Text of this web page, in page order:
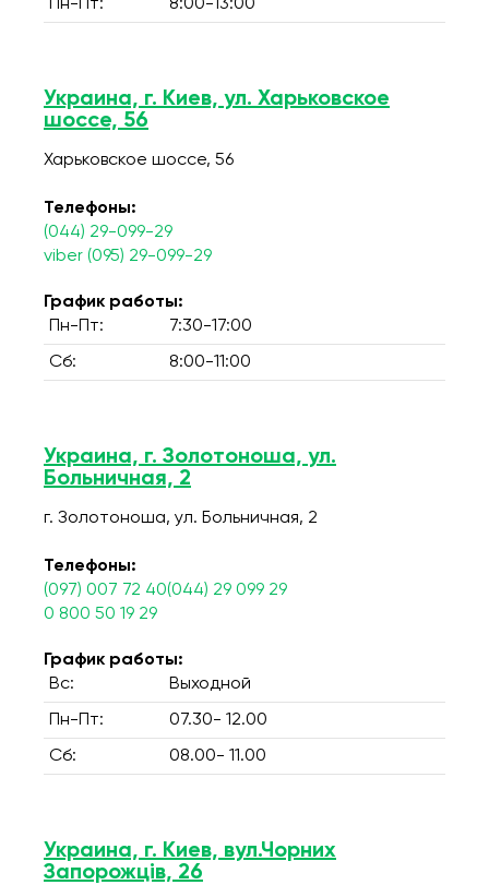
Пн-Пт: 8:00-13:00
Украина, г. Киев, ул. Харьковское
шоссе, 56
Харьковское шоссе, 56
Телефоны:
(044) 29-099-29
viber (095) 29-099-29
График работы:
Пн-Пт:
7:30-17:00
Сб: 8:00-11:00
Украина, г. Золотоноша, ул.
Больничная, 2
г. Золотоноша, ул. Больничная, 2
Телефоны:
(097) 007 72 40(044) 29 099 29
0 800 50 19 29
График работы:
Вс:
Выходной
Пн-Пт: 07.30- 12.00
Сб: 08.00- 11.00
Украина, г. Киев, вул.Чорних
Запорожців, 26